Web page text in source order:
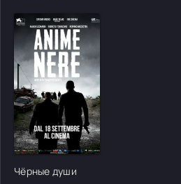
[/
Чёрные души